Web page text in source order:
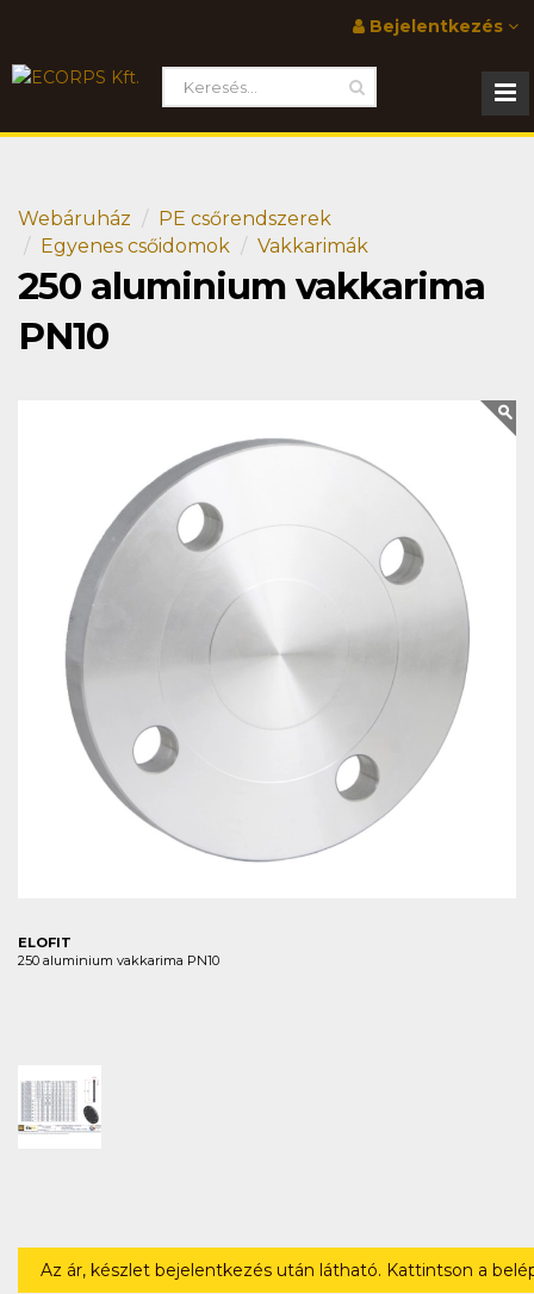
Bejelentkezés
Webáruház
PE csőrendszerek
Egyenes csőidomok
Vakkarimák
250 aluminium vakkarima
PN10
ELOFIT
250 aluminium vakkarima PN10
Az ár, készlet bejelentkezés után látható. Kattintson a